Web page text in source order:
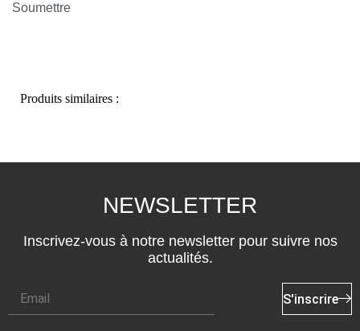
Soumettre
Produits similaires :
NEWSLETTER
Inscrivez-vous à notre newsletter pour suivre nos
actualités.
S'inscrire